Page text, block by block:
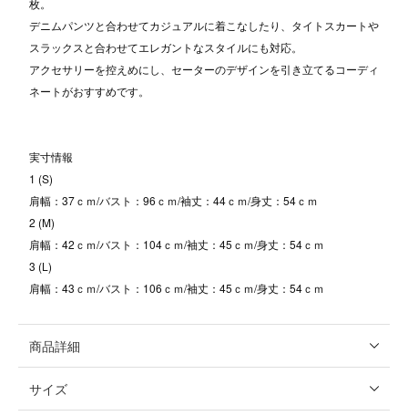
枚。
デニムパンツと合わせてカジュアルに着こなしたり、タイトスカートや
スラックスと合わせてエレガントなスタイルにも対応。
アクセサリーを控えめにし、セーターのデザインを引き立てるコーディ
ネートがおすすめです。
実寸情報
1 (S)
肩幅：37ｃｍ/バスト：96ｃｍ/袖丈：44ｃｍ/身丈：54ｃｍ
2 (M)
肩幅：42ｃｍ/バスト：104ｃｍ/袖丈：45ｃｍ/身丈：54ｃｍ
3 (L)
肩幅：43ｃｍ/バスト：106ｃｍ/袖丈：45ｃｍ/身丈：54ｃｍ
商品詳細
サイズ